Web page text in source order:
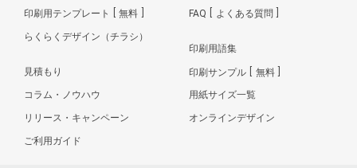
印刷用テンプレート 無料
らくらくデザイン（チラシ）
見積もり
コラム・ノウハウ
リリース・キャンペーン
ご利用ガイド
FAQ よくある質問
印刷用語集
印刷サンプル 無料
用紙サイズ一覧
オンラインデザイン